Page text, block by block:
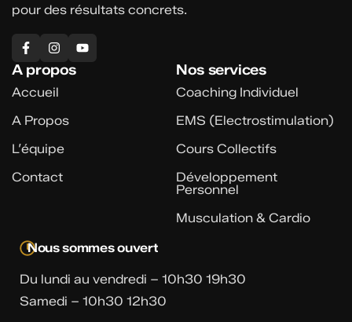
pour des résultats concrets.
A propos
Accueil
A Propos
L’équipe
Contact
Nos services
Coaching Individuel
EMS (Electrostimulation)
Cours Collectifs
Développement
Personnel
Musculation & Cardio
Nous sommes ouvert
Du lundi au vendredi – 10h30 19h30
Samedi – 10h30 12h30